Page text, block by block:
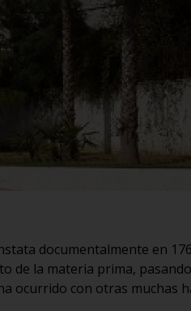
documentalmente en
de la materia prima,
ocurrido con otras muchas